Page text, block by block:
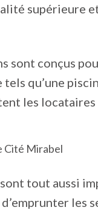
supérieure
sont conçus
qu’une
les
tout aussi